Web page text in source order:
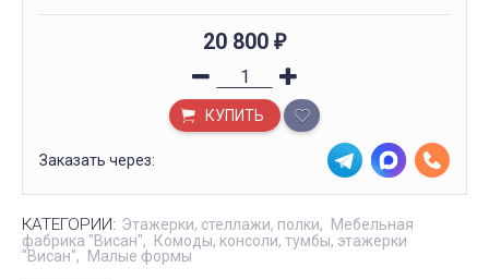
20 800 ₽
КУПИТЬ
Заказать через:
КАТЕГОРИИ: Этажерки, стеллажи, полки
Мебельная
фабрика "Висан"
Комоды, консоли, тумбы, этажерки
"Висан"
Малые формы